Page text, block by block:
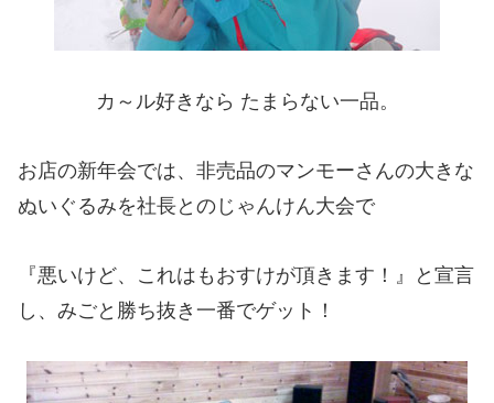
カ～ル好きなら たまらない一品。
お店の新年会では、非売品のマンモーさんの大きな
ぬいぐるみを社長とのじゃんけん大会で
『悪いけど、これはもおすけが頂きます！』と宣言
し、みごと勝ち抜き一番でゲット！